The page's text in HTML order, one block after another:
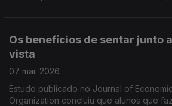
Os benefícios de sentar junto
vista
07 mai. 2026
Estudo publicado no Journal of
Organization concluiu que alunos que